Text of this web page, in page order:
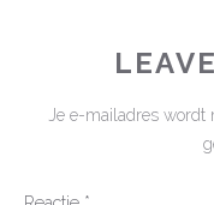
Je e-mailadres wordt